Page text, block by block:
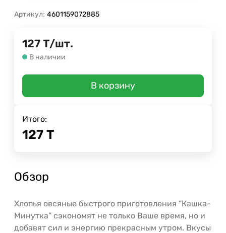
Артикул: 4601159072885
127 Т/шт.
В наличии
В корзину
Итого:
127 Т
Обзор
Хлопья овсяные быстрого приготовления “Кашка-
Минутка” сэкономят не только Ваше время, но и
добавят сил и энергию прекрасным утром. Вкусы